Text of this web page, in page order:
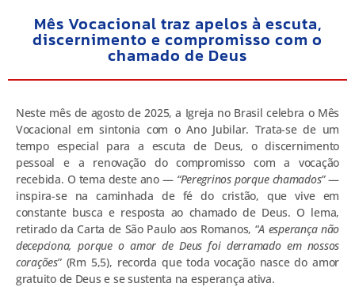
Mês Vocacional traz apelos à escuta,
discernimento e compromisso com o
chamado de Deus
Neste mês de agosto de 2025, a Igreja no Brasil celebra o Mês
Vocacional em sintonia com o Ano Jubilar. Trata-se de um
tempo especial para a escuta de Deus, o discernimento
pessoal e a renovação do compromisso com a vocação
recebida. O tema deste ano — “Peregrinos porque chamados”—
inspira-se na caminhada de fé do cristão, que vive em
constante busca e resposta ao chamado de Deus. O lema,
retirado da Carta de São Paulo aos Romanos, “A esperança não
decepciona, porque o amor de Deus foi derramado em nossos
corações” (Rm 5,5), recorda que toda vocação nasce do amor
gratuito de Deus e se sustenta na esperança ativa.